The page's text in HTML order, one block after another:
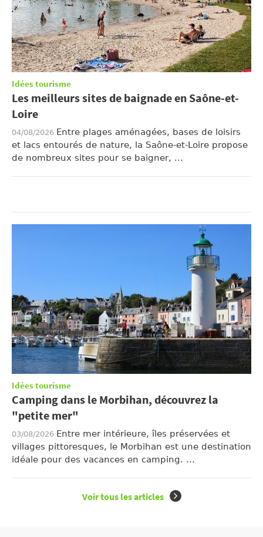
Idées tourisme
Les meilleurs sites de baignade en Saône-et-
Loire
04/08/2026 Entre plages aménagées, bases de loisirs
et lacs entourés de nature, la Saône-et-Loire propose
de nombreux sites pour se baigner, ...
Idées tourisme
Camping dans le Morbihan, découvrez la
"petite mer"
03/08/2026 Entre mer intérieure, îles préservées et
villages pittoresques, le Morbihan est une destination
idéale pour des vacances en camping. ...
Voir tous les articles